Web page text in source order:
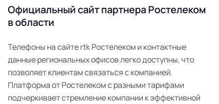
Официальный сайт партнера Ростелеком
в области
Телефоны на сайте rtk Ростелеком и контактные
данные региональных офисов легко доступны, что
позволяет клиентам связаться с компанией.
Платформа от Ростелеком с разными тарифами
подчеркивает стремление компании к эффективной